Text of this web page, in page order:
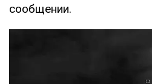
сообщении.